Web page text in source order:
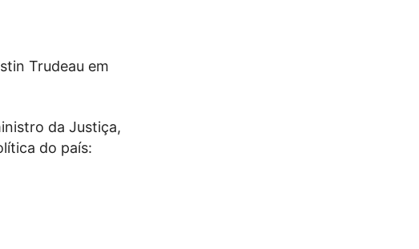
Trudeau em
da Justiça,
do país: